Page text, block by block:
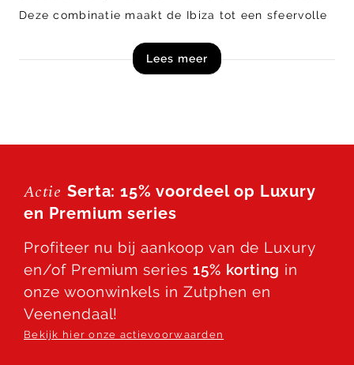
Deze combinatie maakt de Ibiza tot een sfeervolle
uitstraling.
persoonlijke slaapwensen en comfortbehoeften.
mogelijkheden om het bed naar wens samen te
stellen. Kies uit diverse hoofdborden, matrassen,
uitvoering die perfect aansluit bij jouw interieur.
Benieuwd naar alle mogelijkheden van boxspring
Lees meer
Actie Serta: 15% voordeel op Luxury
en Premium series
Profiteer nu bij aankoop van de Luxury
en/of Premium series 15% korting in
onze woonwinkels in Zutphen en
Veenendaal!
Bekijk hier onze actievoorwaarden